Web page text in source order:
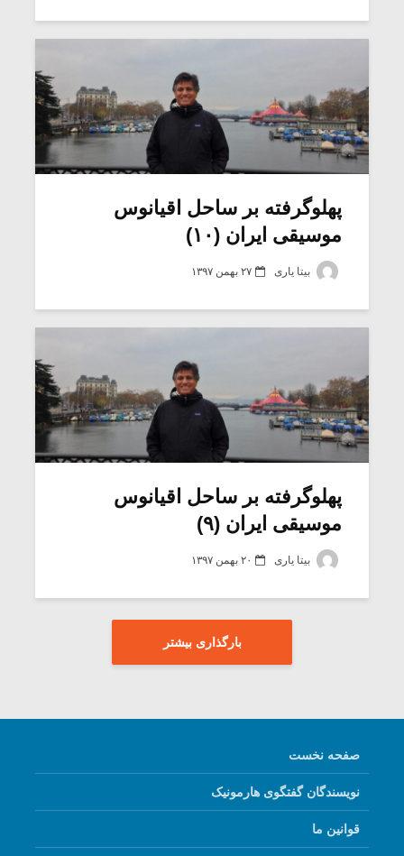
پهلوگرفته بر ساحل اقیانوس
موسیقی ایران (۱۰)
بیتا یاری ۲۷ بهمن ۱۳۹۷
پهلوگرفته بر ساحل اقیانوس
موسیقی ایران (۹)
بیتا یاری ۲۰ بهمن ۱۳۹۷
بارگذاری بیشتر
صفحه نخست
نویسندگان گفتگوی هارمونیک
قوانین ما